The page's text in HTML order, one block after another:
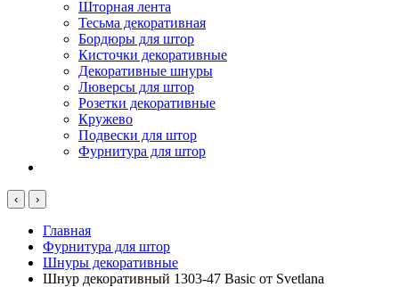
Шторная лента
Тесьма декоративная
Бордюры для штор
Кисточки декоративные
Декоративные шнуры
Люверсы для штор
Розетки декоративные
Кружево
Подвески для штор
Фурнитура для штор
‹ ›
Главная
Фурнитура для штор
Шнуры декоративные
Шнур декоративный 1303-47 Basic от Svetlana